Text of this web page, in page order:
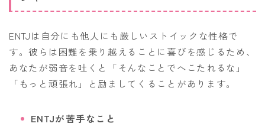
ENTJは自分にも他人にも厳しいストイックな性格で
す。彼らは困難を乗り越えることに喜びを感じるため、
あなたが弱音を吐くと「そんなことでへこたれるな」
「もっと頑張れ」と励ましてくることがあります。
ENTJが苦手なこと